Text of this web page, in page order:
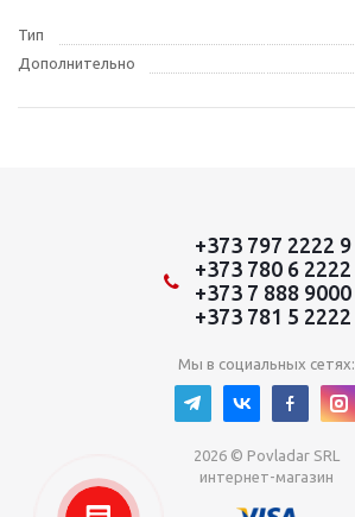
Тип
Дополнительно
+373 797 2222 9
+373 780 6 2222
+373 7 888 9000
+373 781 5 2222
Мы в социальных сетях:
2026 © Povladar SRL
интернет-магазин